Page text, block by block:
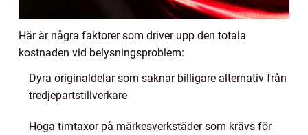
Här är några faktorer som driver upp den totala
kostnaden vid belysningsproblem:
Dyra originaldelar som saknar billigare alternativ från
tredjepartstillverkare
Höga timtaxor på märkesverkstäder som krävs för